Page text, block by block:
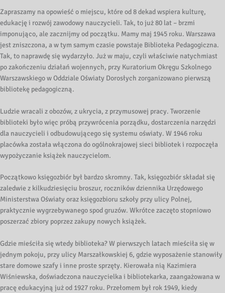
Zapraszamy na opowieść o miejscu, które od 8 dekad wspiera kulturę,
edukację i rozwój zawodowy nauczycieli. Tak, to już 80 lat – brzmi
imponująco, ale zacznijmy od początku. Mamy maj 1945 roku. Warszawa
jest zniszczona, a w tym samym czasie powstaje Biblioteka Pedagogiczna.
Tak, to naprawdę się wydarzyło. Już w maju, czyli właściwie natychmiast
po zakończeniu działań wojennych, przy Kuratorium Okręgu Szkolnego
Warszawskiego w Oddziale Oświaty Dorosłych zorganizowano pierwszą
bibliotekę pedagogiczną.
Ludzie wracali z obozów, z ukrycia, z przymusowej pracy. Tworzenie
biblioteki było więc próbą przywrócenia porządku, dostarczenia narzędzi
dla nauczycieli i odbudowującego się systemu oświaty. W 1946 roku
placówka została włączona do ogólnokrajowej sieci bibliotek i rozpoczęła
wypożyczanie książek nauczycielom.
Początkowo księgozbiór był bardzo skromny. Tak, księgozbiór składał się
zaledwie z kilkudziesięciu broszur, roczników dziennika Urzędowego
Ministerstwa Oświaty oraz księgozbioru szkoły przy ulicy Polnej,
praktycznie wygrzebywanego spod gruzów. Wkrótce zaczęto stopniowo
poszerzać zbiory poprzez zakupy nowych książek.
Gdzie mieściła się wtedy biblioteka? W pierwszych latach mieściła się w
jednym pokoju, przy ulicy Marszałkowskiej 6, gdzie wyposażenie stanowiły
stare domowe szafy i inne proste sprzęty. Kierowała nią Kazimiera
Wiśniewska, doświadczona nauczycielka i bibliotekarka, zaangażowana w
pracę edukacyjną już od 1927 roku. Przełomem był rok 1949, kiedy